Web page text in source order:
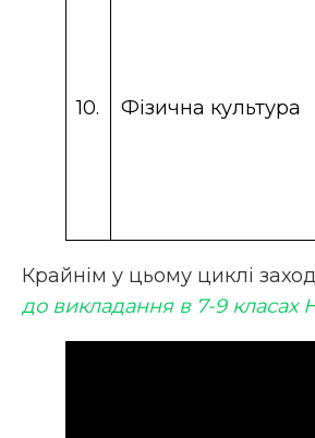
10. Фізична культура
Крайнім у цьому циклі
до викладання в 7-9